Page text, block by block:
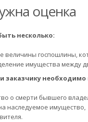
оценка
несколько:
величины госпошлины,
имущества между
заказчику необходимо
о смерти бывшего
наследуемое имущество,